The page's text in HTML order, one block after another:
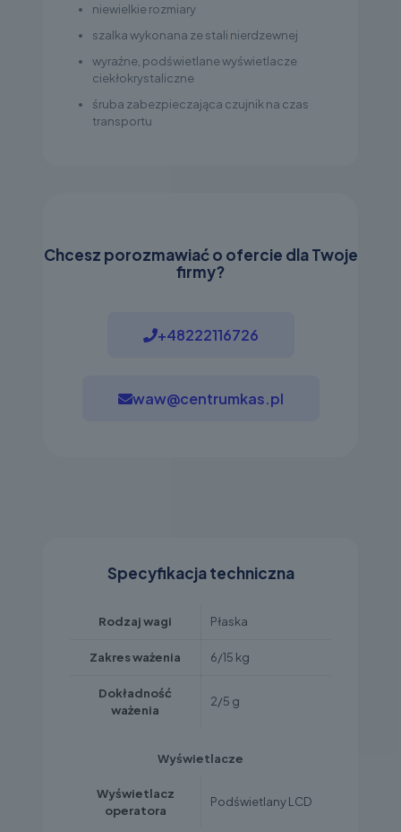
niewielkie rozmiary
szalka wykonana ze stali nierdzewnej
wyraźne, podświetlane wyświetlacze
ciekłokrystaliczne
śruba zabezpieczająca czujnik na czas
transportu
Chcesz porozmawiać o ofercie dla Twoje
firmy?
+48222116726
waw@centrumkas.pl
Specyfikacja techniczna
Rodzaj wagi Płaska
Zakres ważenia 6/15 kg
Dokładność
ważenia
2/5 g
Wyświetlacze
Wyświetlacz
operatora
Podświetlany LCD